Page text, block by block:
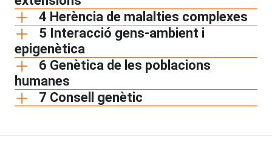
4 Herència de malalties complexes
5 Interacció gens-ambient i
epigenètica
6 Genètica de les poblacions
humanes
7 Consell genètic